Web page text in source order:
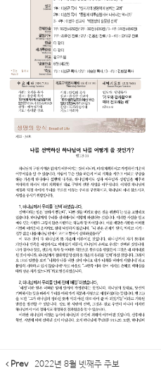
Prev 2022년 8월 넷째주 주보